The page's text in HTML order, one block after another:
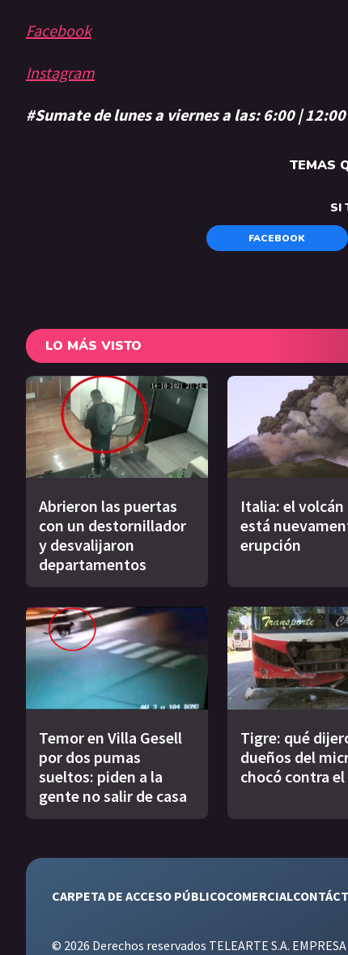
Facebook
Instagram
#Sumate de lunes a viernes a las: 6:00 |
TEMAS
SI
FACEBOOK
LO MÁS VISTO
Abrieron las puertas
con un destornillador
y desvalijaron
departamentos
Italia: el volcán
está
erupción
Temor en Villa Gesell
por dos pumas
sueltos: piden a la
gente no salir de casa
Tigre: qué
dueños del
chocó contra
CARPETA DE ACCESO PÚBLICOCOMERCIAL
© 2026 Derechos reservados TELEARTE S.A.